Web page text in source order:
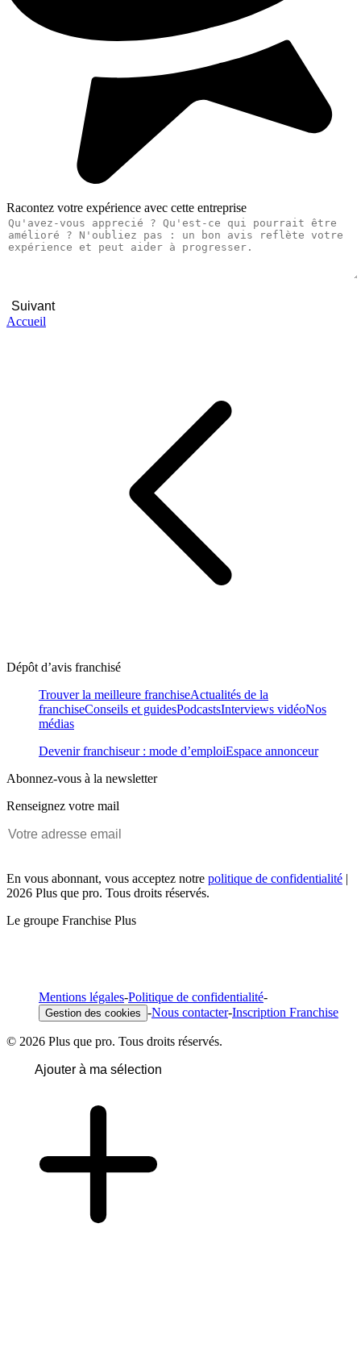
Racontez votre expérience avec cette entreprise
Suivant
Accueil
Dépôt d’avis franchisé
Trouver la meilleure franchiseActualités de la
franchiseConseils et guidesPodcastsInterviews vidéoNos
médias
Devenir franchiseur : mode d’emploiEspace annonceur
Abonnez-vous à la newsletter
Renseignez votre mail
En vous abonnant, vous acceptez notre politique de confidentialité |
2026 Plus que pro. Tous droits réservés.
Le groupe Franchise Plus
Mentions légales-Politique de confidentialité-
Gestion des cookies -Nous contacter-Inscription Franchise
© 2026 Plus que pro. Tous droits réservés.
Ajouter à ma sélection